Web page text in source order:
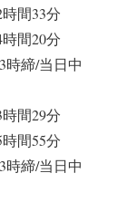
間33分
間20分
時締/当日中
間29分
間55分
時締/当日中